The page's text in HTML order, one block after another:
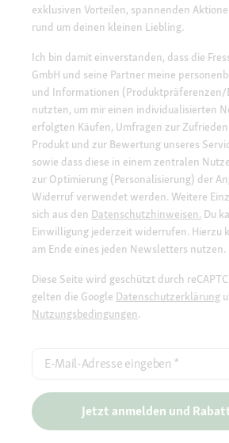
exklusiven Vorteilen, spannenden
rund um deinen kleinen Liebling.
Ich bin damit einverstanden, dass die
GmbH und seine Partner meine
und Informationen (Produktpräferenzen/
nutzten, um mir einen individualisierten
erfolgten Käufen, Umfragen zur
Produkt und zur Bewertung unseres
sowie dass diese in einem zentralen
zur Optimierung (Personalisierung) der
Widerruf verwendet werden. Weitere
sich aus den Datenschutzhinweisen. Du
Einwilligung jederzeit widerrufen. Hierzu
am Ende eines jeden Newsletters nutzen.
Diese Seite wird geschützt durch
gelten die Google Datenschutzerklärung
Nutzungsbedingungen.
E-Mail-Adresse eingeben *
Jetzt anmelden und